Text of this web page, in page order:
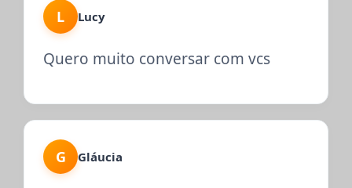
L Lucy
Quero muito conversar com vcs
G Gláucia